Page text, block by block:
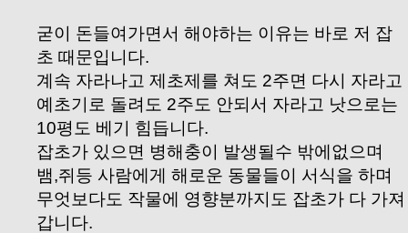
굳이 돈들여가면서 해야하는 이유는 바로 저 잡
초 때문입니다.
계속 자라나고 제초제를 쳐도 2주면 다시 자라고
예초기로 돌려도 2주도 안되서 자라고 낫으로는
10평도 베기 힘듭니다.
잡초가 있으면 병해충이 발생될수 밖에없으며
뱀,쥐등 사람에게 해로운 동물들이 서식을 하며
무엇보다도 작물에 영향분까지도 잡초가 다 가져
갑니다.​